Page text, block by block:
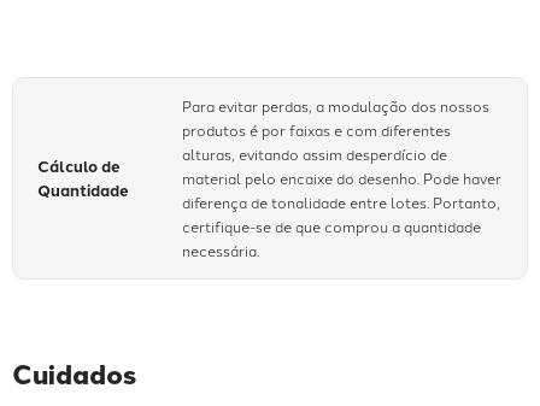
Cálculo de
Quantidade
Para evitar perdas, a modulação dos nossos
produtos é por faixas e com diferentes
alturas, evitando assim desperdício de
material pelo encaixe do desenho. Pode haver
diferença de tonalidade entre lotes. Portanto,
certifique-se de que comprou a quantidade
necessária.
Cuidados